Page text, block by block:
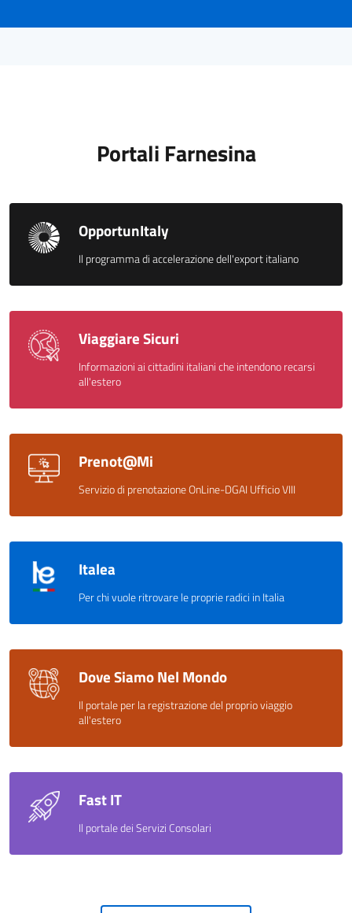
Portali Farnesina
OpportunItaly
Il programma di accelerazione dell'export italiano
Viaggiare Sicuri
Informazioni ai cittadini italiani che intendono recarsi
all'estero
Prenot@Mi
Servizio di prenotazione OnLine-DGAI Ufficio VIII
Italea
Per chi vuole ritrovare le proprie radici in Italia
Dove Siamo Nel Mondo
Il portale per la registrazione del proprio viaggio
all'estero
Fast IT
Il portale dei Servizi Consolari